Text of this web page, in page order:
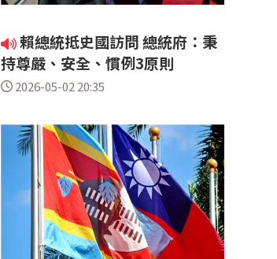
賴總統抵史國訪問 總統府：秉
持尊嚴、安全、慣例3原則
2026-05-02 20:35